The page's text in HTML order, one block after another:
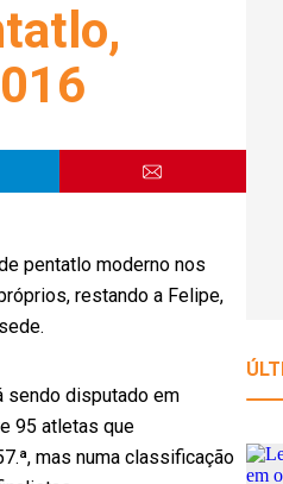
pentatlo moderno nos
restando a Felipe,
sendo disputado em
95 atletas que
mas numa classificação